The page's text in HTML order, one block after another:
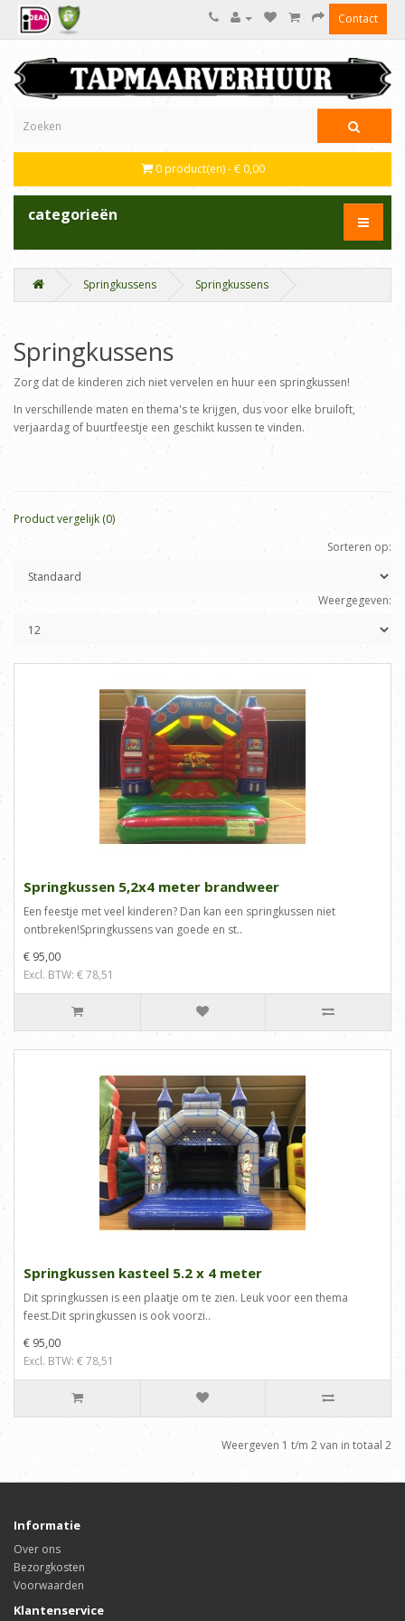
Contact
0 product(en) - € 0,00
categorieën
Springkussens Springkussens
Springkussens
Zorg dat de kinderen zich niet vervelen en huur een springkussen!
In verschillende maten en thema's te krijgen, dus voor elke bruiloft,
verjaardag of buurtfeestje een geschikt kussen te vinden.
Product vergelijk (0)
Sorteren op:
Weergegeven:
Springkussen 5,2x4 meter brandweer
Een feestje met veel kinderen? Dan kan een springkussen niet
ontbreken!Springkussens van goede en st..
€ 95,00
Excl. BTW: € 78,51
Springkussen kasteel 5.2 x 4 meter
Dit springkussen is een plaatje om te zien. Leuk voor een thema
feest.Dit springkussen is ook voorzi..
€ 95,00
Excl. BTW: € 78,51
Weergeven 1 t/m 2 van in totaal 2
Informatie
Over ons
Bezorgkosten
Voorwaarden
Klantenservice